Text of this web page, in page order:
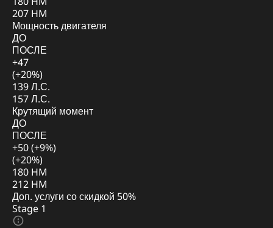
207 HM
Мощность двигателя
ДО
ПОСЛЕ
+47
(+20%)
139 Л.С.
157 Л.С.
Крутящий момент
ДО
ПОСЛЕ
+50 (+9%)
(+20%)
180 HM
212 HM
Доп. услуги со скидкой 50%
Stage 1